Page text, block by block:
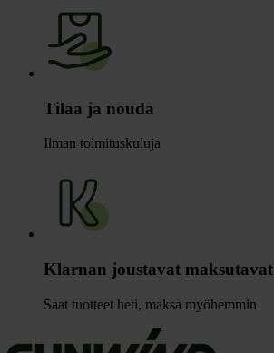
Tilaa ja nouda
Ilman toimituskuluja
Klarnan joustavat maksutavat
Saat tuotteet heti, maksa myöhemmin